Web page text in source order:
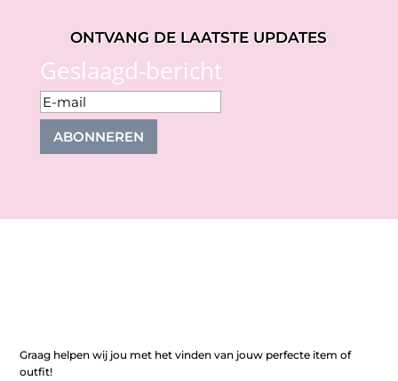
ONTVANG DE LAATSTE UPDATES
Geslaagd-bericht
ABONNEREN
Graag helpen wij jou met het vinden van jouw perfecte item of
outfit!